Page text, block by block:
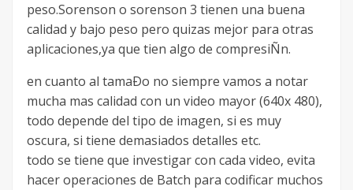
peso.Sorenson o sorenson 3 tienen una buena
calidad y bajo peso pero quizas mejor para otras
aplicaciones,ya que tien algo de compresiÑn.
en cuanto al tamaÐo no siempre vamos a notar
mucha mas calidad con un video mayor (640x 480),
todo depende del tipo de imagen, si es muy
oscura, si tiene demasiados detalles etc.
todo se tiene que investigar con cada video, evita
hacer operaciones de Batch para codificar muchos